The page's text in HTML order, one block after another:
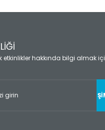
etkinlikler hakkında bilgi almak